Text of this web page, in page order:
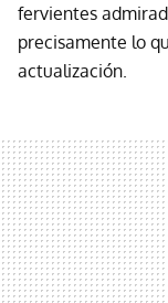
fervientes
precisamente lo
actualización.